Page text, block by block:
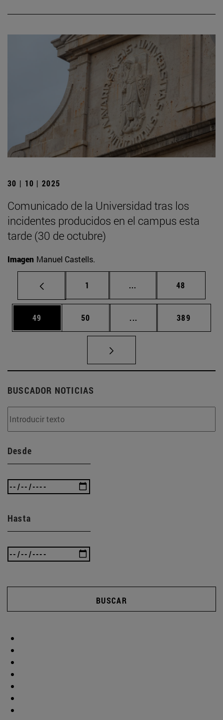
30 | 10 | 2025
Comunicado de la Universidad tras los
incidentes producidos en el campus esta
tarde (30 de octubre)
Imagen Manuel Castells.
Página
1 ... Páginas intermedias
Página
48
Página
49 Página
50 ... Páginas intermedias
Página
389
BUSCADOR NOTICIAS
Desde
Hasta
BUSCAR